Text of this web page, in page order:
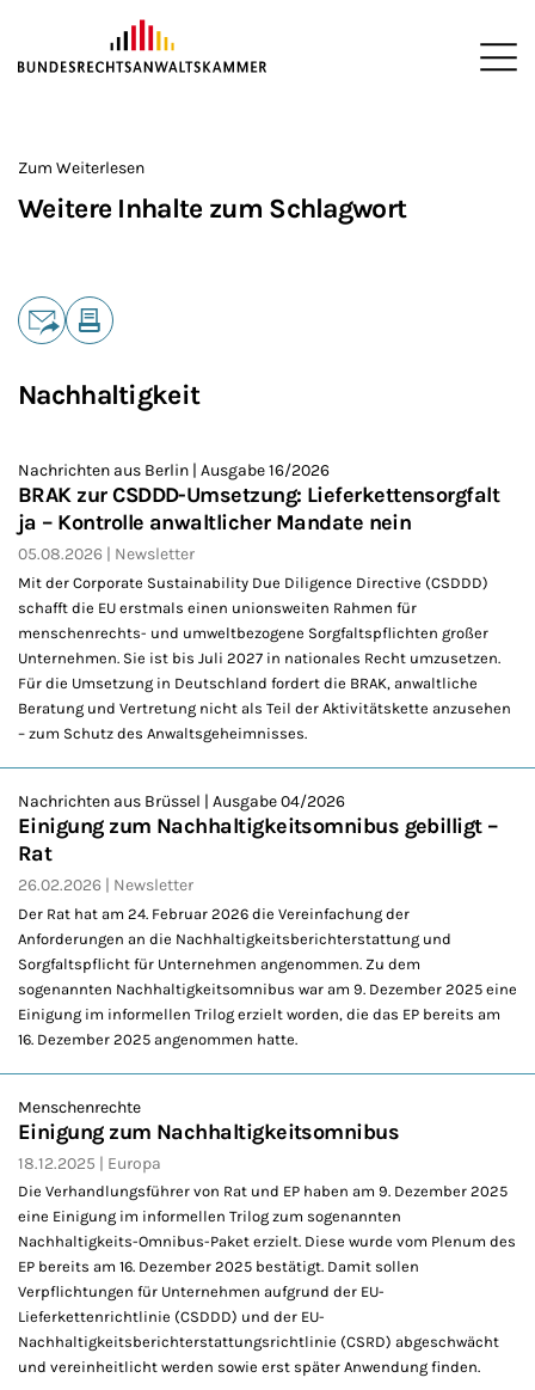
ZUM HAUPTINHALT SPRINGEN
Zum Weiterlesen
Weitere Inhalte zum Schlagwort
Teilen
Nachhaltigkeit
Nachrichten aus Berlin | Ausgabe 16/2026
BRAK zur CSDDD-Umsetzung: Lieferkettensorgfalt
ja – Kontrolle anwaltlicher Mandate nein
05.08.2026 Newsletter
Mit der Corporate Sustainability Due Diligence Directive (CSDDD)
schafft die EU erstmals einen unionsweiten Rahmen für
menschenrechts- und umweltbezogene Sorgfaltspflichten großer
Unternehmen. Sie ist bis Juli 2027 in nationales Recht umzusetzen.
Für die Umsetzung in Deutschland fordert die BRAK, anwaltliche
Beratung und Vertretung nicht als Teil der Aktivitätskette anzusehen
– zum Schutz des Anwaltsgeheimnisses.
Nachrichten aus Brüssel | Ausgabe 04/2026
Einigung zum Nachhaltigkeitsomnibus gebilligt –
Rat
26.02.2026 Newsletter
Der Rat hat am 24. Februar 2026 die Vereinfachung der
Anforderungen an die Nachhaltigkeitsberichterstattung und
Sorgfaltspflicht für Unternehmen angenommen. Zu dem
sogenannten Nachhaltigkeitsomnibus war am 9. Dezember 2025 eine
Einigung im informellen Trilog erzielt worden, die das EP bereits am
16. Dezember 2025 angenommen hatte.
Menschenrechte
Einigung zum Nachhaltigkeitsomnibus
18.12.2025 Europa
Die Verhandlungsführer von Rat und EP haben am 9. Dezember 2025
eine Einigung im informellen Trilog zum sogenannten
Nachhaltigkeits-Omnibus-Paket erzielt. Diese wurde vom Plenum des
EP bereits am 16. Dezember 2025 bestätigt. Damit sollen
Verpflichtungen für Unternehmen aufgrund der EU-
Lieferkettenrichtlinie (CSDDD) und der EU-
Nachhaltigkeitsberichterstattungsrichtlinie (CSRD) abgeschwächt
und vereinheitlicht werden sowie erst später Anwendung finden.